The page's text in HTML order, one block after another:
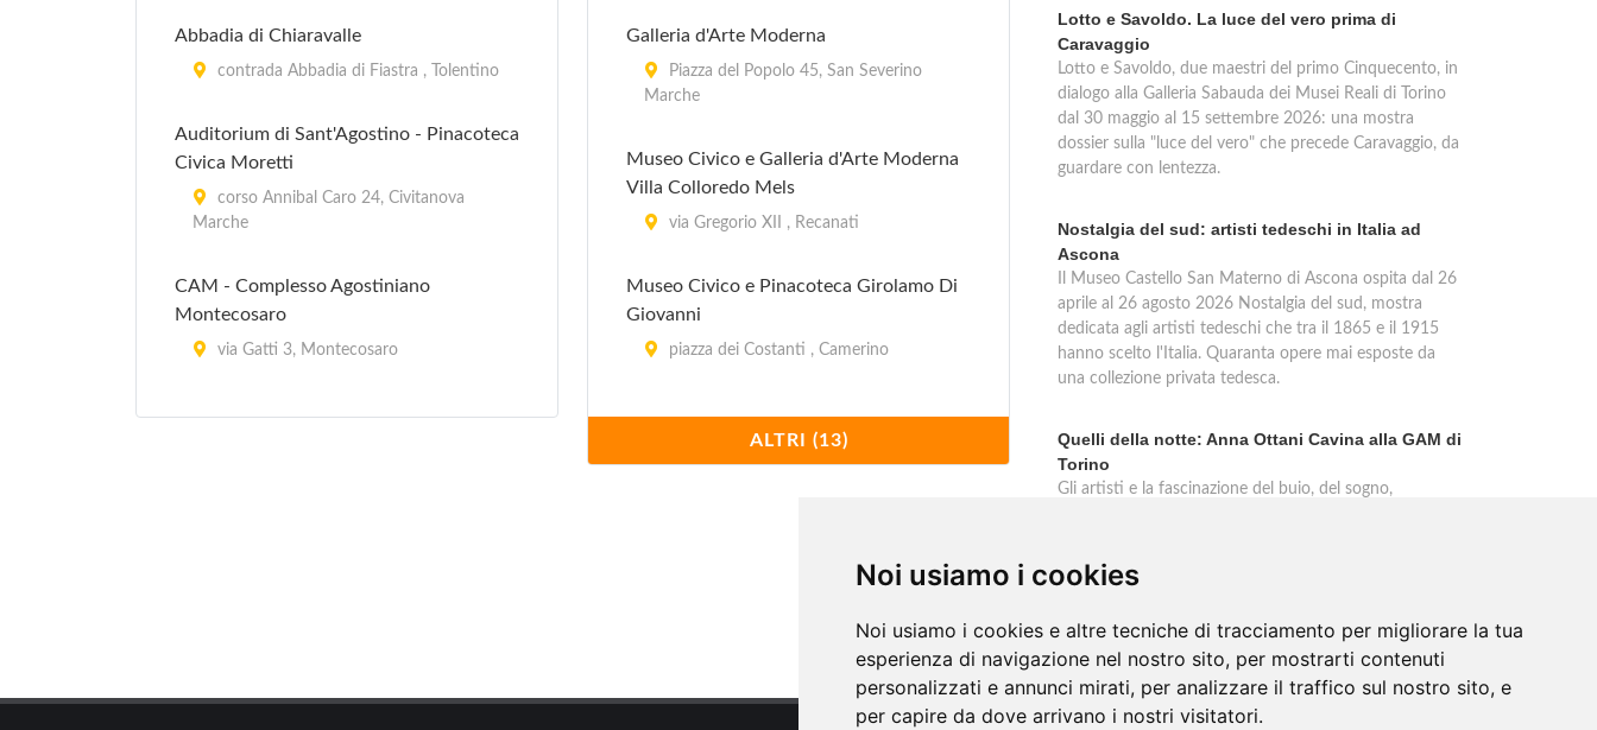
Noi usiamo i cookies
Noi usiamo i cookies e altre tecniche di tracciamento per migliorare la tua
esperienza di navigazione nel nostro sito, per mostrarti contenuti
personalizzati e annunci mirati, per analizzare il traffico sul nostro sito, e
per capire da dove arrivano i nostri visitatori.
Abbadia di Chiaravalle
contrada Abbadia di Fiastra , Tolentino
Auditorium di Sant'Agostino - Pinacoteca
Civica Moretti
corso Annibal Caro 24, Civitanova
Marche
CAM - Complesso Agostiniano
Montecosaro
via Gatti 3, Montecosaro
Castello di Lanciano
Galleria d'Arte Moderna
Piazza del Popolo 45, San Severino
Marche
Museo Civico e Galleria d'Arte Moderna
Villa Colloredo Mels
via Gregorio XII , Recanati
Museo Civico e Pinacoteca Girolamo Di
Giovanni
piazza dei Costanti , Camerino
Museo e Pinacoteca Comunale Scipione
Gentili - Sezione Antica
piazza Martiri Vissani , Visso
ALTRI (13)
Lotto e Savoldo. La luce del vero prima di
Caravaggio
Lotto e Savoldo, due maestri del primo Cinquecento, in
dialogo alla Galleria Sabauda dei Musei Reali di Torino
dal 30 maggio al 15 settembre 2026: una mostra
dossier sulla "luce del vero" che precede Caravaggio, da
guardare con lentezza.
Nostalgia del sud: artisti tedeschi in Italia ad
Ascona
Il Museo Castello San Materno di Ascona ospita dal 26
aprile al 26 agosto 2026 Nostalgia del sud, mostra
dedicata agli artisti tedeschi che tra il 1865 e il 1915
hanno scelto l'Italia. Quaranta opere mai esposte da
una collezione privata tedesca.
Quelli della notte: Anna Ottani Cavina alla GAM di
Torino
Gli artisti e la fascinazione del buio, del sogno,
2026. Un approfondimento sulla mostra Notti. Cinque
secoli di stelle, sogni, pleniluni.